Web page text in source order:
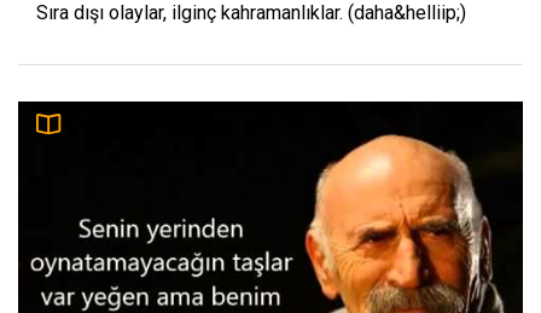
Sıra dışı olaylar, ilginç kahramanlıklar. (daha&helliip;)